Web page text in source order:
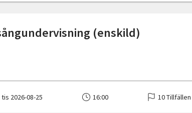
(enskild)
tis 2026-08-25 16:00 10 Tillfällen